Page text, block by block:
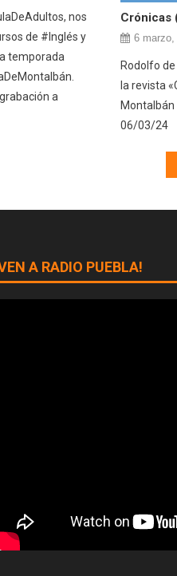
nos
de #Inglés y
temporada
a
Crónicas
6 marzo,
Rodolfo
la revista
06/03/24
A RADIO PUEBLA!